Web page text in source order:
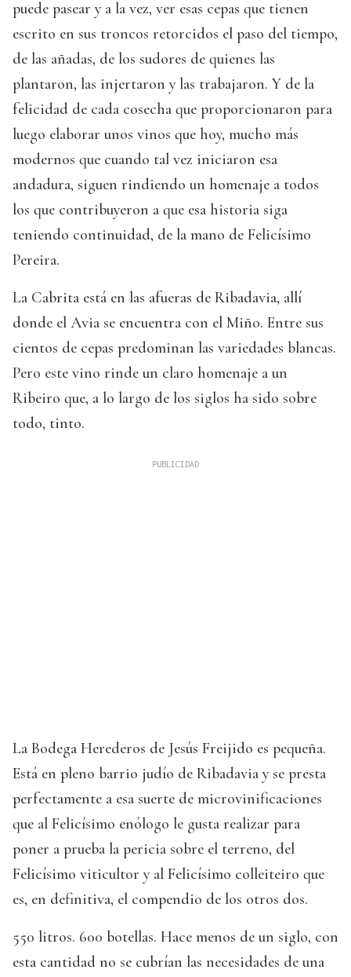
puede pasear y a la vez, ver esas cepas que tienen
escrito en sus troncos retorcidos el paso del tiempo,
de las añadas, de los sudores de quienes las
plantaron, las injertaron y las trabajaron. Y de la
felicidad de cada cosecha que proporcionaron para
luego elaborar unos vinos que hoy, mucho más
modernos que cuando tal vez iniciaron esa
andadura, siguen rindiendo un homenaje a todos
los que contribuyeron a que esa historia siga
teniendo continuidad, de la mano de Felicísimo
Pereira.
La Cabrita está en las afueras de Ribadavia, allí
donde el Avia se encuentra con el Miño. Entre sus
cientos de cepas predominan las variedades blancas.
Pero este vino rinde un claro homenaje a un
Ribeiro que, a lo largo de los siglos ha sido sobre
todo, tinto.
La Bodega Herederos de Jesús Freijido es pequeña.
Está en pleno barrio judío de Ribadavia y se presta
perfectamente a esa suerte de microvinificaciones
que al Felicísimo enólogo le gusta realizar para
poner a prueba la pericia sobre el terreno, del
Felicísimo viticultor y al Felicísimo colleiteiro que
es, en definitiva, el compendio de los otros dos.
550 litros. 600 botellas. Hace menos de un siglo, con
esta cantidad no se cubrían las necesidades de una